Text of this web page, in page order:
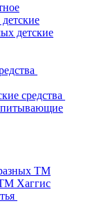
детские
средства
ТМ
Хаггис